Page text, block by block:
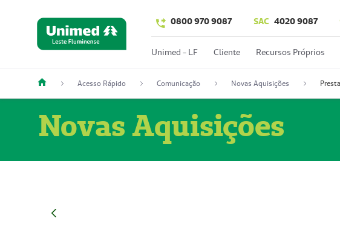
0800 970 9087 SAC 4020 9087
Unimed - LF Cliente Recursos Próprios
Acesso Rápido Comunicação Novas Aquisições
Novas Aquisições